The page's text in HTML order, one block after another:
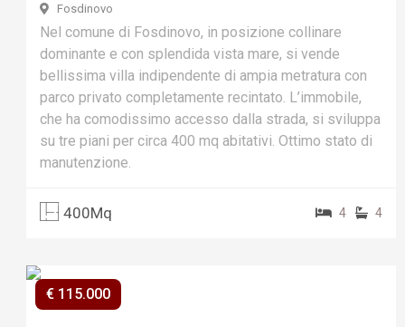
Fosdinovo
Nel comune di Fosdinovo, in posizione collinare
dominante e con splendida vista mare, si vende
bellissima villa indipendente di ampia metratura con
parco privato completamente recintato. L’immobile,
che ha comodissimo accesso dalla strada, si sviluppa
su tre piani per circa 400 mq abitativi. Ottimo stato di
manutenzione.
400Mq 4 4
€ 115.000